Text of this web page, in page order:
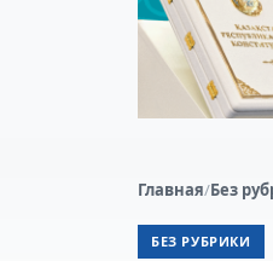
Главная/Без
БЕЗ РУБРИКИ